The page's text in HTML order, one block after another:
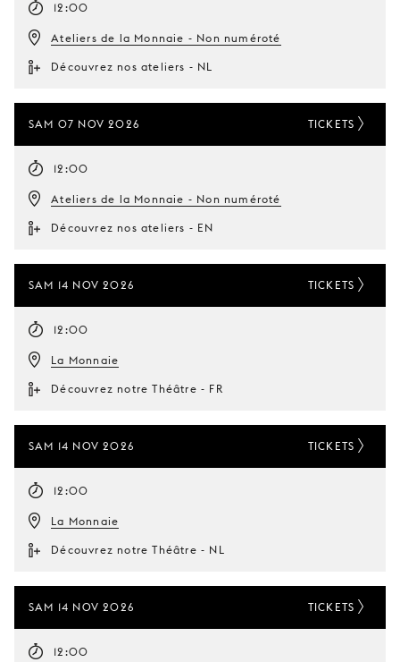
12:00
Ateliers de la Monnaie - Non numéroté
Découvrez nos ateliers - NL
SAM 07 NOV 2026
12:00
Ateliers de la Monnaie - Non numéroté
Découvrez nos ateliers - EN
TICKETS
SAM 14 NOV 2026
12:00
La Monnaie
Découvrez notre Théâtre - FR
TICKETS
SAM 14 NOV 2026
12:00
La Monnaie
Découvrez notre Théâtre - NL
TICKETS
SAM 14 NOV 2026
12:00
TICKETS